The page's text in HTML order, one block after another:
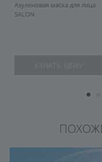
Азуленовая маска для лица
SALON